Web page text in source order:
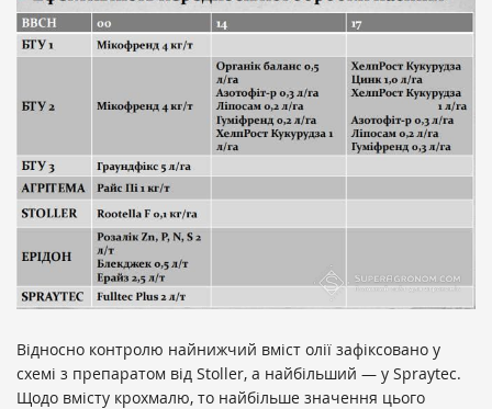
Відносно контролю найнижчий вміст олії зафіксовано у
схемі з препаратом від Stoller, а найбільший — у Spraytec.
Щодо вмісту крохмалю, то найбільше значення цього